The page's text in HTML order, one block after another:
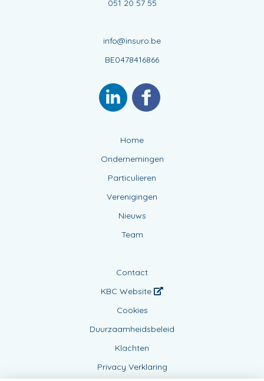
051 20 57 55
info@insuro.be
BE0478416866
Home
Ondernemingen
Particulieren
Verenigingen
Nieuws
Team
Contact
KBC Website
Cookies
Duurzaamheidsbeleid
Klachten
Privacy Verklaring